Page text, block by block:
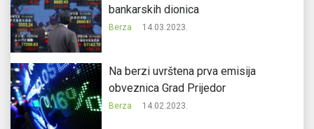
bankarskih dionica
Berza 14.03.2023.
Na berzi uvrštena prva emisija
obveznica Grad Prijedor
Berza 14.02.2023.